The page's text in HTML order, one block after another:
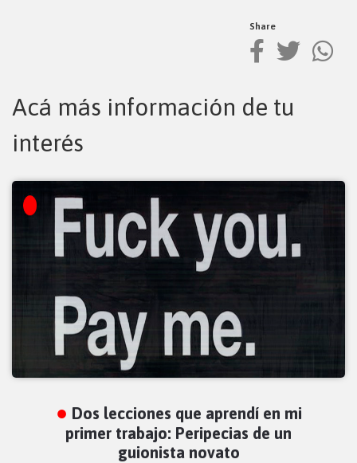
Share
Acá más información de tu
interés
Dos lecciones que aprendí en mi
primer trabajo: Peripecias de un
guionista novato